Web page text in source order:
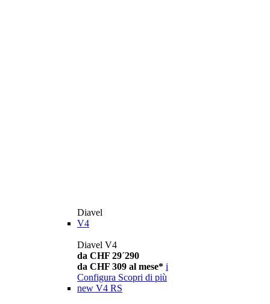
Diavel
V4
Diavel V4
da CHF 29´290
da CHF 309 al mese* i
Configura Scopri di più
new V4 RS